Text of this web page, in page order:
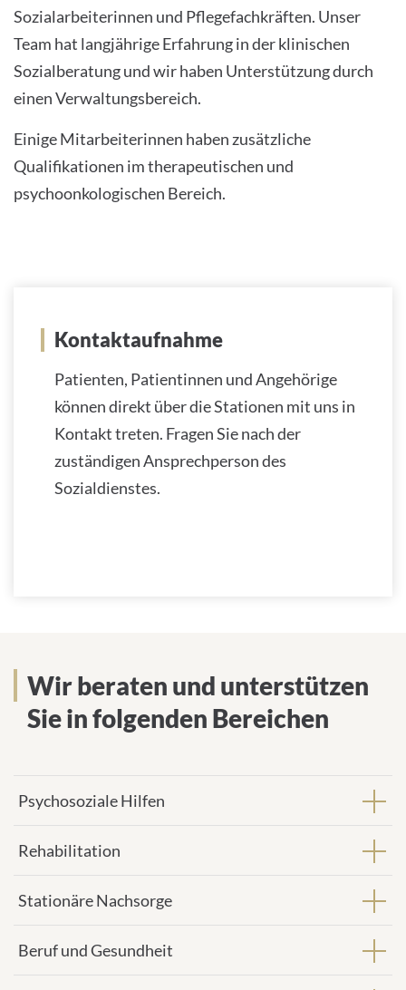
Sozialarbeiterinnen und Pflegefachkräften. Unser
Team hat langjährige Erfahrung in der klinischen
Sozialberatung und wir haben Unterstützung durch
einen Verwaltungsbereich.
Einige Mitarbeiterinnen haben zusätzliche
Qualifikationen im therapeutischen und
psychoonkologischen Bereich.
Kontaktaufnahme
Patienten, Patientinnen und Angehörige
können direkt über die Stationen mit uns in
Kontakt treten. Fragen Sie nach der
zuständigen Ansprechperson des
Sozialdienstes.
Wir beraten und unterstützen
Sie in folgenden Bereichen
Psychosoziale Hilfen
Rehabilitation
Stationäre Nachsorge
Beruf und Gesundheit